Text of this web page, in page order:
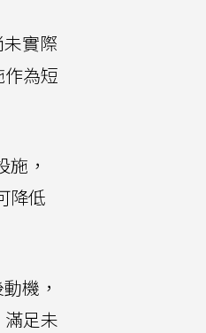
實際
為短
，
降低
機，
足未